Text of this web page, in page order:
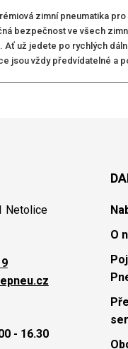
zimní pneumatika
bezpečnost ve všech
Ať už jedete po rychlých
jsou vždy předvídatelné a
Netolice
- 16.30
O